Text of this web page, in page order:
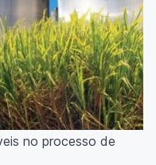
no processo de